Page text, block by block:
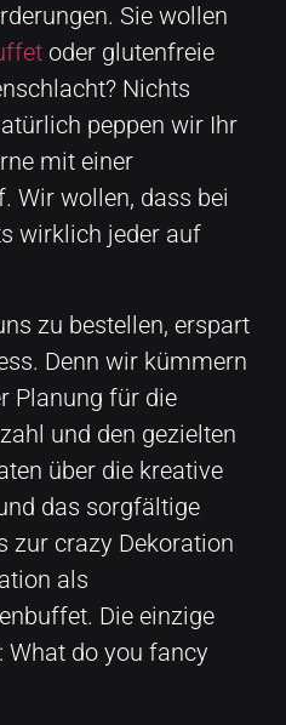
Sie wollen
oder glutenfreie
Nichts
peppen wir Ihr
mit einer
Wir wollen, dass bei
wirklich jeder auf
zu bestellen, erspart
Denn wir kümmern
Planung für die
und den gezielten
über die kreative
das sorgfältige
zur crazy Dekoration
als
Die einzige
What do you fancy